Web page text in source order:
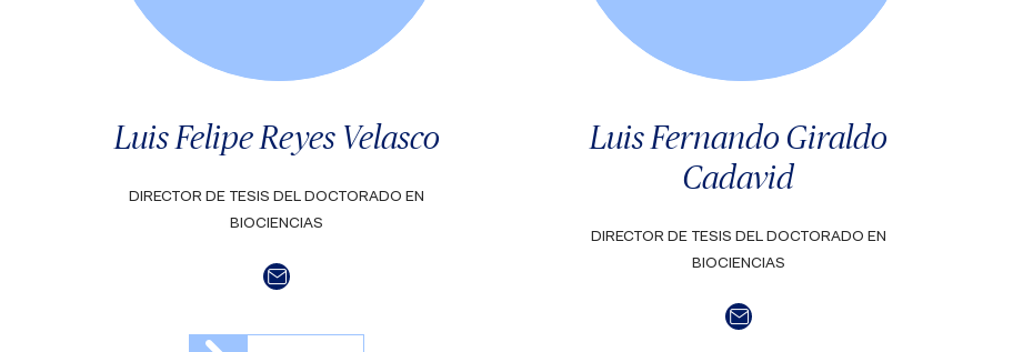
Luis Felipe Reyes Velasco
DIRECTOR DE TESIS DEL DOCTORADO EN
BIOCIENCIAS
Luis Fernando Giraldo
Cadavid
DIRECTOR DE TESIS DEL DOCTORADO EN
BIOCIENCIAS